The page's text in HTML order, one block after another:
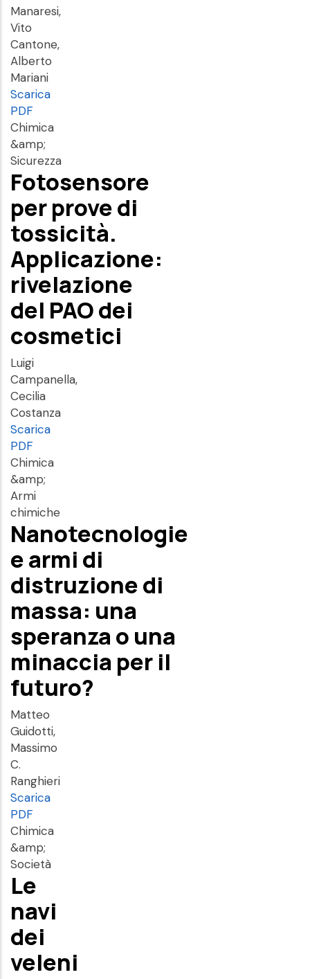
Manaresi,
Vito
Cantone,
Alberto
Mariani
Scarica
PDF
Chimica
&amp;
Sicurezza
Fotosensore
per prove di
tossicità.
Applicazione:
rivelazione
del PAO dei
cosmetici
Luigi
Campanella,
Cecilia
Costanza
Scarica
PDF
Chimica
&amp;
Armi
chimiche
Nanotecnologie
e armi di
distruzione di
massa: una
speranza o una
minaccia per il
futuro?
Matteo
Guidotti,
Massimo
C.
Ranghieri
Scarica
PDF
Chimica
&amp;
Società
Le
navi
dei
veleni